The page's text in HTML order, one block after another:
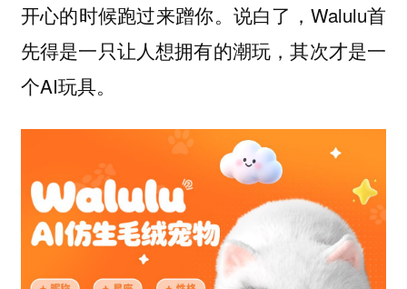
开心的时候跑过来蹭你。说白了，Walulu首
先得是一只让人想拥有的潮玩，其次才是一
个AI玩具。